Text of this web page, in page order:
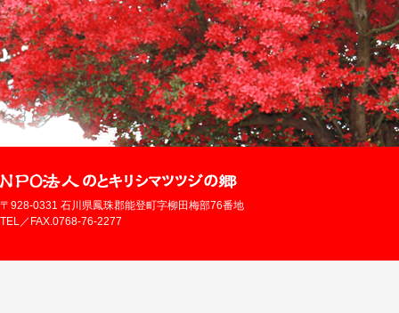
〒928-0331 石川県鳳珠郡能登町字柳田梅部76番地
TEL／FAX.0768-76-2277